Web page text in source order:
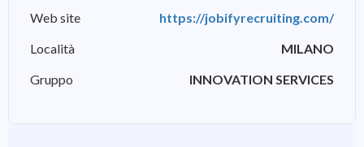
Web site
https://jobifyrecruiting.com/
Località
MILANO
Gruppo
INNOVATION SERVICES